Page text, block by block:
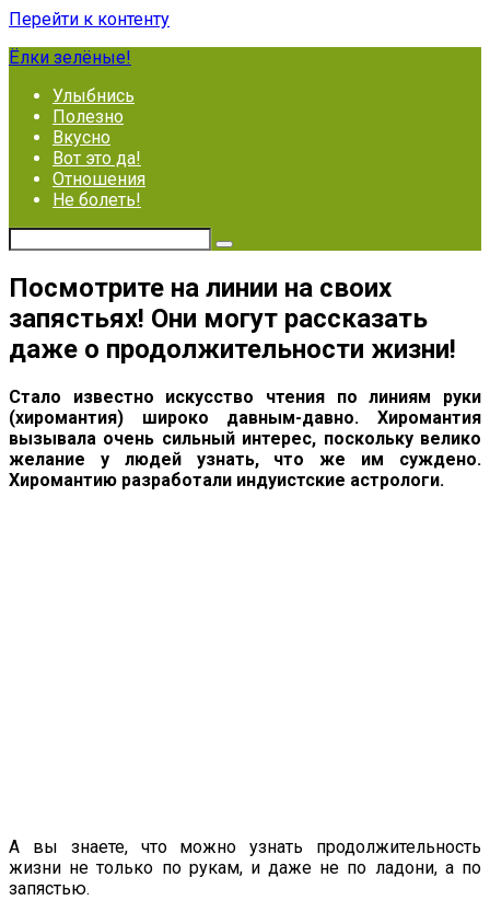
Перейти к контенту
Ёлки зелёные!
Улыбнись
Полезно
Вкусно
Вот это да!
Отношения
Не болеть!
Посмотрите на линии на своих
запястьях! Они могут рассказать
даже о продолжительности жизни!
Стало известно искусство чтения по линиям руки
(хиромантия) широко давным-давно. Хиромантия
вызывала очень сильный интерес, поскольку велико
желание у людей узнать, что же им суждено.
Хиромантию разработали индуистские астрологи.
А вы знаете, что можно узнать продолжительность
жизни не только по рукам, и даже не по ладони, а по
запястью.